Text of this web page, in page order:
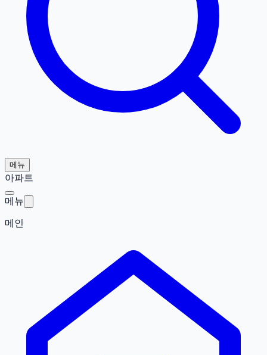
메뉴
아파트
메뉴
메인